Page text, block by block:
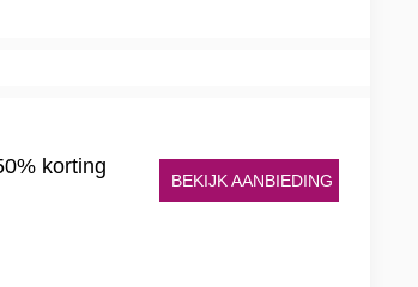
korting
BEKIJK AANBIEDING